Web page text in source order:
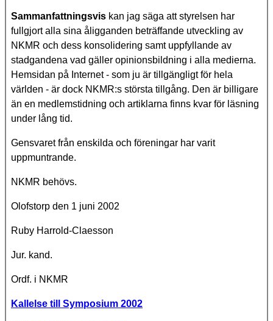
Sammanfattningsvis kan jag säga att styrelsen har
fullgjort alla sina åligganden beträffande utveckling av
NKMR och dess konsolidering samt uppfyllande av
stadgandena vad gäller opinionsbildning i alla medierna.
Hemsidan på Internet - som ju är tillgängligt för hela
världen - är dock NKMR:s största tillgång. Den är billigare
än en medlemstidning och artiklarna finns kvar för läsning
under lång tid.
Gensvaret från enskilda och föreningar har varit
uppmuntrande.
NKMR behövs.
Olofstorp den 1 juni 2002
Ruby Harrold-Claesson
Jur. kand.
Ordf. i NKMR
Kallelse till Symposium 2002